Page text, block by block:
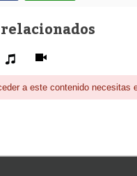
a este contenido necesitas